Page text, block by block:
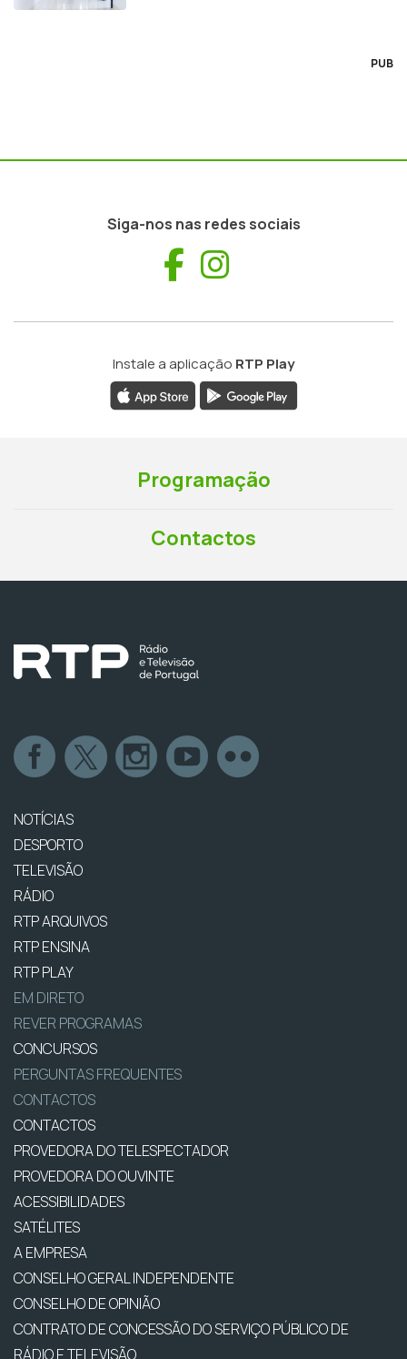
PUB
Siga-nos nas redes sociais
Facebook
Instale a aplicação RTP Play
Programação
Contactos
NOTÍCIAS
DESPORTO
TELEVISÃO
RÁDIO
RTP ARQUIVOS
RTP ENSINA
RTP PLAY
EM DIRETO
REVER PROGRAMAS
CONCURSOS
PERGUNTAS FREQUENTES
CONTACTOS
CONTACTOS
PROVEDORA DO TELESPECTADOR
PROVEDORA DO OUVINTE
ACESSIBILIDADES
SATÉLITES
A EMPRESA
CONSELHO GERAL INDEPENDENTE
CONSELHO DE OPINIÃO
CONTRATO DE CONCESSÃO DO SERVIÇO PÚBLICO DE
RÁDIO E TELEVISÃO